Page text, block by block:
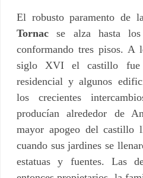
El robusto paramento de
Tornac se alza hasta
conformando tres pisos.
siglo XVI el castillo fue
residencial y algunos
los crecientes
producían alrededor de
mayor apogeo del
cuando sus jardines se
estatuas y fuentes. Las